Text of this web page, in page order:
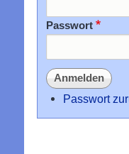
Passwort
Passwort